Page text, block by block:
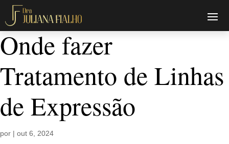
Onde fazer
Tratamento de Linhas
de Expressão
por | out 6, 2024